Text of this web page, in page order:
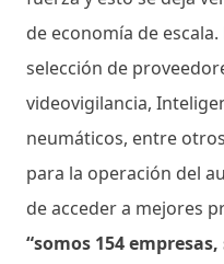
de economía de
selección de
videovigilancia,
neumáticos, entre
para la operación del
de acceder a mejores
“somos 154